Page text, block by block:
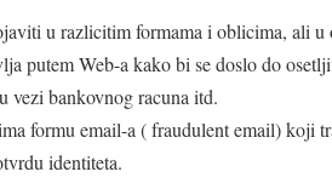
u razlicitim formama i oblicima, ali u
putem Web-a kako bi se doslo do
vezi bankovnog racuna itd.
formu email-a ( fraudulent email) koji
identiteta.